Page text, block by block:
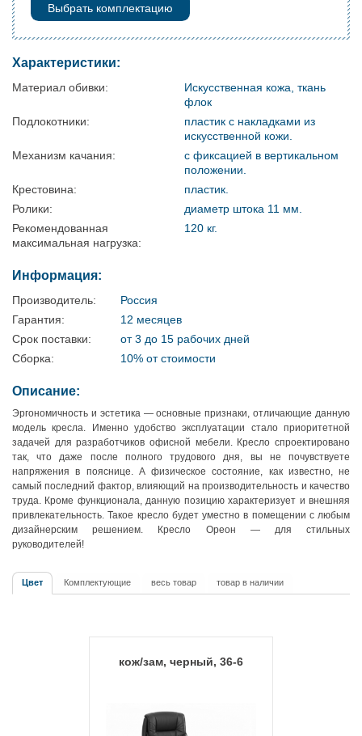
Выбрать комплектацию
Характеристики:
Материал обивки:
Искусственная кожа, ткань
флок
Подлокотники:
пластик с накладками из
искусственной кожи.
Механизм качания:
с фиксацией в вертикальном
положении.
Крестовина:
пластик.
Ролики:
диаметр штока 11 мм.
Рекомендованная
максимальная нагрузка:
120 кг.
Информация:
Производитель:
Россия
Гарантия:
12 месяцев
Срок поставки:
от 3 до 15 рабочих дней
Сборка:
10% от стоимости
Описание:
Эргономичность и эстетика — основные признаки, отличающие данную
модель кресла. Именно удобство эксплуатации стало приоритетной
задачей для разработчиков офисной мебели. Кресло спроектировано
так, что даже после полного трудового дня, вы не почувствуете
напряжения в пояснице. А физическое состояние, как известно, не
самый последний фактор, влияющий на производительность и качество
труда. Кроме функционала, данную позицию характеризует и внешняя
привлекательность. Такое кресло будет уместно в помещении с любым
дизайнерским решением. Кресло Ореон — для стильных
руководителей!
Цвет Комплектующие весь товар товар в наличии
кож/зам, черный, 36-6